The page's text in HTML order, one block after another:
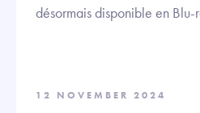
désormais disponible en Blu-
12 NOVEMBER 2024